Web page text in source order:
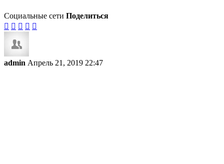
Социальные сети Поделиться
    
admin Апрель 21, 2019 22:47